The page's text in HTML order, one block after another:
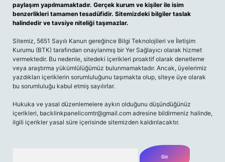
paylaşım yapılmamaktadır. Gerçek kurum ve kişiler ile isim
benzerlikleri tamamen tesadüfidir. Sitemizdeki bilgiler taslak
halindedir ve tavsiye niteliği taşımazlar.
Sitemiz, 5651 Sayılı Kanun gereğince Bilgi Teknolojileri ve İletişim
Kurumu (BTK) tarafından onaylanmış bir Yer Sağlayıcı olarak hizmet
vermektedir. Bu nedenle, sitedeki içerikleri proaktif olarak denetleme
veya araştırma yükümlülüğümüz bulunmamaktadır. Ancak, üyelerimiz
yazdıkları içeriklerin sorumluluğunu taşımakta olup, siteye üye olarak
bu sorumluluğu kabul etmiş sayılırlar.
Hukuka ve yasal düzenlemelere aykırı olduğunu düşündüğünüz
içerikleri, backlinkpanelicomtr@gmail.com adresine bildirmeniz halinde,
ilgili içerikler yasal süre içerisinde sitemizden kaldırılacaktır.